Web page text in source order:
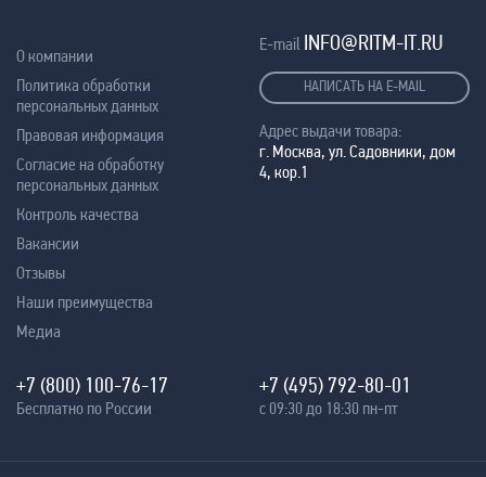
О компании
Политика обработки
персональных данных
Правовая информация
Согласие на обработку
персональных данных
Контроль качества
Вакансии
Отзывы
Наши преимущества
Медиа
E-mail INFO@RITM-IT.RU
НАПИСАТЬ НА E-MAIL
Адрес выдачи товара:
г. Москва, ул. Садовники, дом
4, кор.1
+7 (800) 100-76-17
Бесплатно по России
+7 (495) 792-80-01
с 09:30 до 18:30 пн-пт